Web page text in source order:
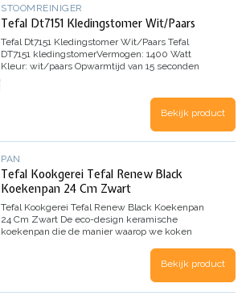
STOOMREINIGER
Tefal Dt7151 Kledingstomer Wit/Paars
Tefal Dt7151 Kledingstomer Wit/Paars Tefal
DT7151 kledingstomerVermogen: 1400 Watt
Kleur: wit/paars Opwarmtijd van 15 seconden
Bekijk product
PAN
Tefal Kookgerei Tefal Renew Black
Koekenpan 24 Cm Zwart
Tefal Kookgerei Tefal Renew Black Koekenpan
24 Cm Zwart De eco-design keramische
koekenpan die de manier waarop we koken
het milieu! Renew Black combineert de beste
bakprestaties met een kleinere ecologische…
Bekijk product